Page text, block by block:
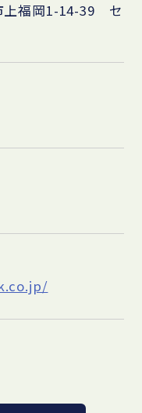
上福岡1-14-39 セ